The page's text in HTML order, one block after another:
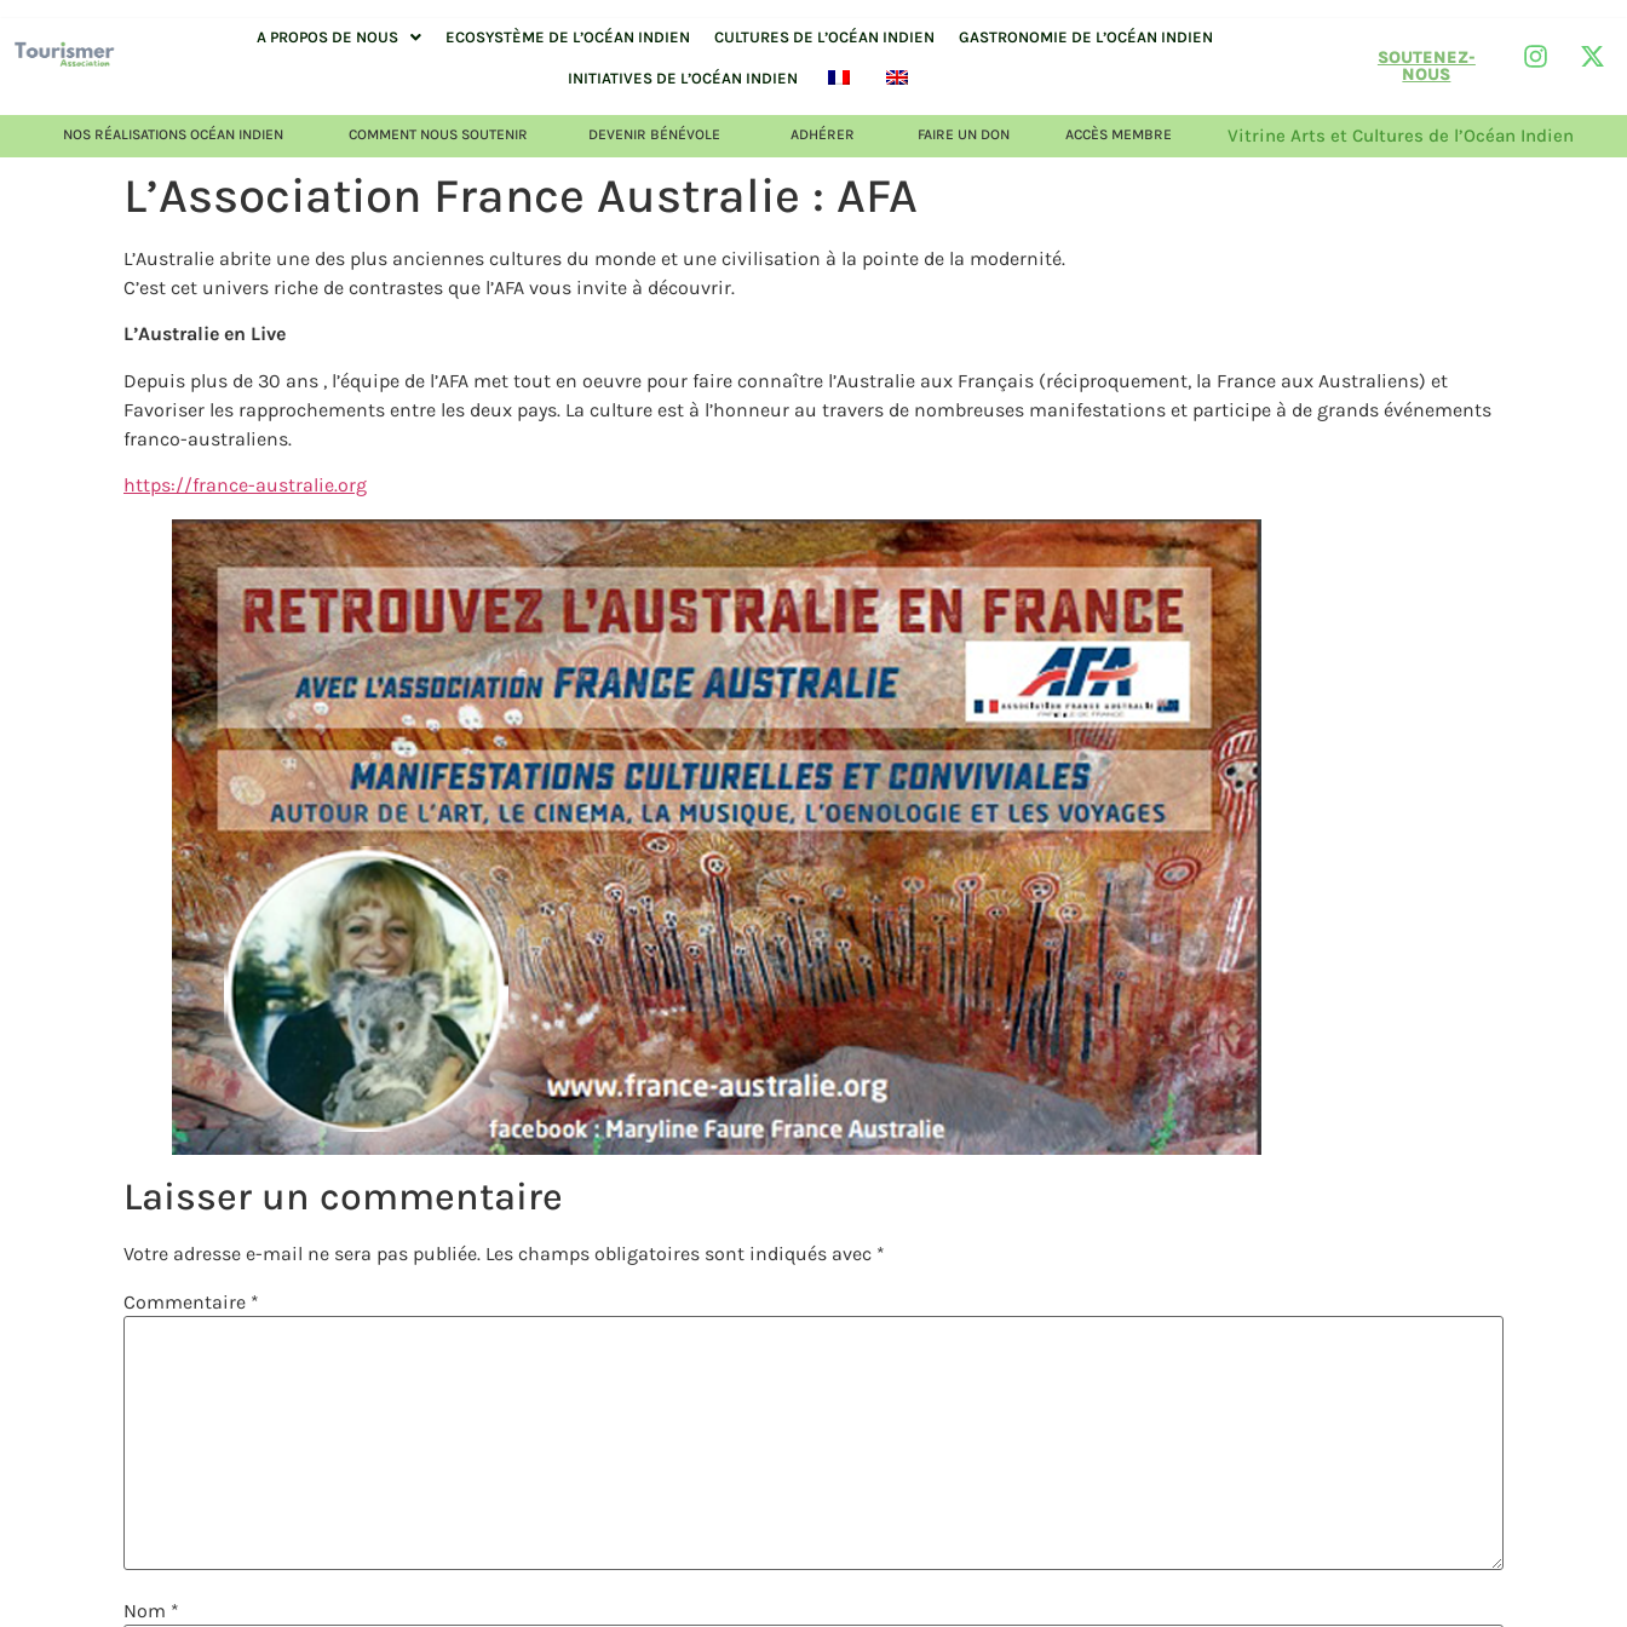
A PROPOS DE NOUS ECOSYSTÈME DE L’OCÉAN INDIEN CULTURES DE L’OCÉAN INDIEN GASTRONOMIE DE L’OCÉAN INDIEN
INITIATIVES DE L’OCÉAN INDIEN
SOUTENEZ-
NOUS
NOS RÉALISATIONS OCÉAN INDIEN COMMENT NOUS SOUTENIR DEVENIR BÉNÉVOLE ADHÉRER FAIRE UN DON ACCÈS MEMBRE Vitrine Arts et Cultures de l’Océan Indien
L’Association France Australie : AFA
L’Australie abrite une des plus anciennes cultures du monde et une civilisation à la pointe de la modernité.
C’est cet univers riche de contrastes que l’AFA vous invite à découvrir.
L’Australie en Live
Depuis plus de 30 ans , l’équipe de l’AFA met tout en oeuvre pour faire connaître l’Australie aux Français (réciproquement, la France aux Australiens) et
Favoriser les rapprochements entre les deux pays. La culture est à l’honneur au travers de nombreuses manifestations et participe à de grands événements
franco-australiens.
https://france-australie.org
Laisser un commentaire
Votre adresse e-mail ne sera pas publiée. Les champs obligatoires sont indiqués avec *
Commentaire *
Nom *